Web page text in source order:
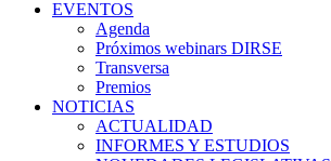
EVENTOS
Agenda
Próximos webinars DIRSE
Transversa
Premios
NOTICIAS
ACTUALIDAD
INFORMES Y ESTUDIOS